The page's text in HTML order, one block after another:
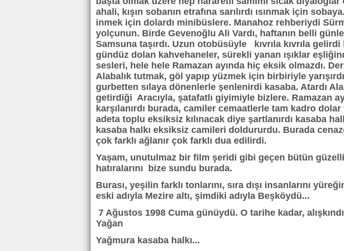
ahali, kışın sobanın etrafına sarılırdı ısınmak için
inmek için dolardı minibüslere. Manahoz rehberiydi
yolçunun. Birde Gevenoğlu Ali Vardı, haftanın belli
Samsuna taşırdı. Uzun otobüsüyle kıvrıla kıvrıla
gündüz dolan kahvehaneler, sürekli yanan ışıklar
sesleri, hele hele Ramazan ayında hiç eksik olmazdı.
Alabalık tutmak, göl yapıp yüzmek için birbiriyle
gurbetten sılaya dönenlerle şenlenirdi kasaba. Atardı
getirdiği Aracıyla, şatafatlı giyimiyle bizlere. Ramazan
karşılanırdı burada, camiler cemaatlerle tam kadro dolar
adeta toplu eksiksiz kılınacak diye şartlanırdı kasaba
kasaba halkı eksiksiz camileri doldururdu. Burada
çok farklı ağlanır çok farklı dua edilirdi.
Yaşam, unutulmaz bir film şeridi gibi geçen bütün
hatıralarını bize sundu burada.
Burası, yeşilin farklı tonlarını, sıra dışı insanlarını
eski adıyla Mezire altı, şimdiki adıyla Beşköydü...
7 Ağustos 1998 Cuma günüydü. O tarihe kadar,
Yağan
Yağmura kasaba halkı...